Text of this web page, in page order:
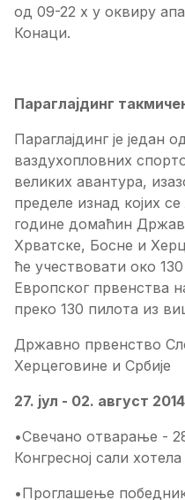
од 09-22 х у оквиру
Конаци.
Параглајдинг
Параглајдинг је један
ваздухопловних
великих авантура,
пределе изнад којих
године домаћин
Хрватске, Босне и
ће учествовати око
Европског првенства
преко 130 пилота из
Државно првенство
Херцеговине и Србије
27. јул - 02. август
•Свечано отварање -
Конгресној сали
•Проглашење